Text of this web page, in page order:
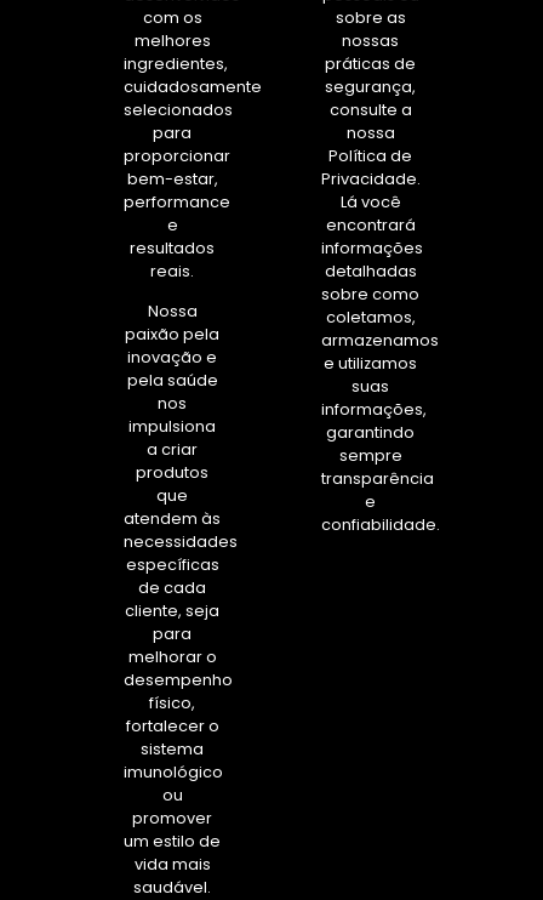
com os
melhores
ingredientes,
cuidadosamente
selecionados
para
proporcionar
bem-estar,
performance
e
resultados
reais.
Nossa
paixão pela
inovação e
pela saúde
nos
impulsiona
a criar
produtos
que
atendem às
necessidades
específicas
de cada
cliente, seja
para
melhorar o
desempenho
físico,
fortalecer o
sistema
imunológico
ou
promover
um estilo de
vida mais
saudável.
sobre as
nossas
práticas de
segurança,
consulte a
nossa
Política de
Privacidade.
Lá você
encontrará
informações
detalhadas
sobre como
coletamos,
armazenamos
e utilizamos
suas
informações,
garantindo
sempre
transparência
e
confiabilidade.